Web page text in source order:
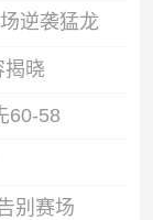
逆袭猛龙
揭晓
60-58
别赛场